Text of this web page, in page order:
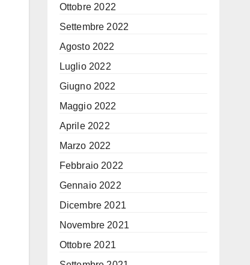
Ottobre 2022
Settembre 2022
Agosto 2022
Luglio 2022
Giugno 2022
Maggio 2022
Aprile 2022
Marzo 2022
Febbraio 2022
Gennaio 2022
Dicembre 2021
Novembre 2021
Ottobre 2021